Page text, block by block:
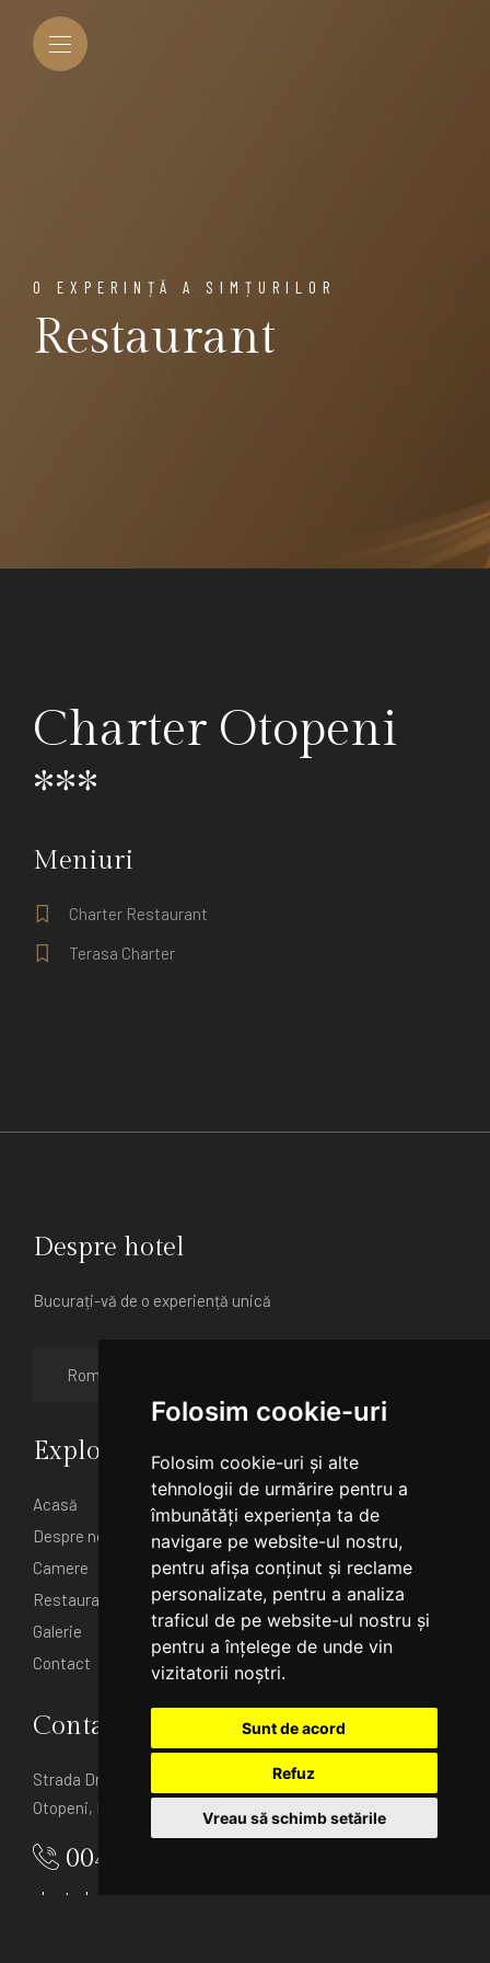
Folosim cookie-uri
Folosim cookie-uri și alte
tehnologii de urmărire pentru a
îmbunătăți experiența ta de
navigare pe website-ul nostru,
pentru afișa conținut și reclame
personalizate, pentru a analiza
traficul de pe website-ul nostru și
pentru a înțelege de unde vin
vizitatorii noștri.
Sunt de acord
Refuz
Vreau să schimb setările
O EXPERINȚĂ A SIMȚURILOR
Restaurant
Charter Otopeni
***
Meniuri
Charter Restaurant
Terasa Charter
Despre hotel
Bucurați-vă de o experiență unică
Explore
Acasă
Despre noi
Camere
Restaurant
Galerie
Contact
Contact
Strada Drumul Odai 1D
Otopeni, Bucuresti
0040213528719
charterhotel@gmail.com